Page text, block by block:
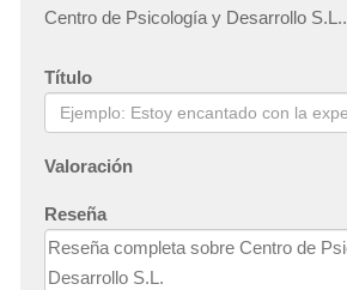
Centro de Psicología y Desarrollo S.L..
Título
Valoración
Reseña